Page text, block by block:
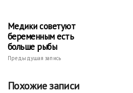
Медики советуют
беременным есть
больше рыбы
Предыдущая запись
Похожие записи